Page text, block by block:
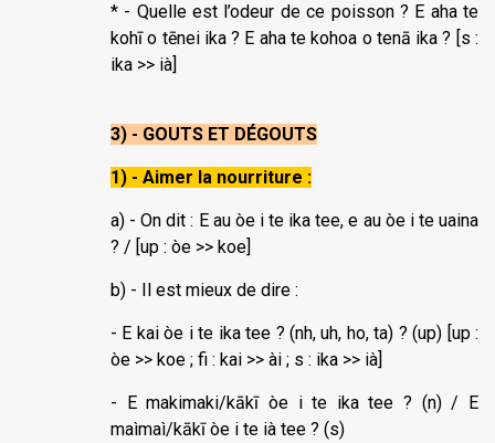
* - Quelle est l’odeur de ce poisson ? E aha te
kohī o tēnei ika ? E aha te kohoa o tenā ika ? [s :
ika >> ià]
3) - GOUTS ET DÉGOUTS
1) - Aimer la nourriture :
a) - On dit : E au òe i te ika tee, e au òe i te uaina
? / [up : òe >> koe]
b) - Il est mieux de dire :
- E kai òe i te ika tee ? (nh, uh, ho, ta) ? (up) [up :
òe >> koe ; fi : kai >> ài ; s : ika >> ià]
- E makimaki/kākī òe i te ika tee ? (n) / E
maìmaì/kākī òe i te ià tee ? (s)